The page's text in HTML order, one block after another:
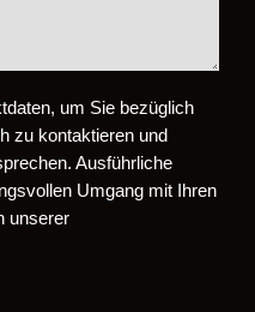
um Sie bezüglich
zu kontaktieren und
Ausführliche
Umgang mit Ihren
unserer